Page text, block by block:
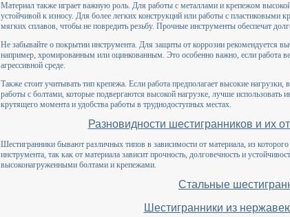
Материал также играет важную роль. Для работы с металлами и крепежом
устойчивой к износу. Для более легких конструкций или работы с пластиковыми
мягких сплавов, чтобы не повредить резьбу. Прочные инструменты обеспечат
Не забывайте о покрытии инструмента. Для защиты от коррозии рекомендуется
например, хромированным или оцинкованным. Это особенно важно, если работа
агрессивной среде.
Также стоит учитывать тип крепежа. Если работа предполагает высокие
работы с болтами, которые подвергаются высокой нагрузке, лучше использовать
крутящего момента и удобства работы в труднодоступных местах.
Разновидности шестигранников и их
Шестигранники бывают различных типов в зависимости от материала, из
инструмента, так как от материала зависит прочность, долговечность и
высоконагруженными болтами и крепежами.
Стальные
Шестигранники из